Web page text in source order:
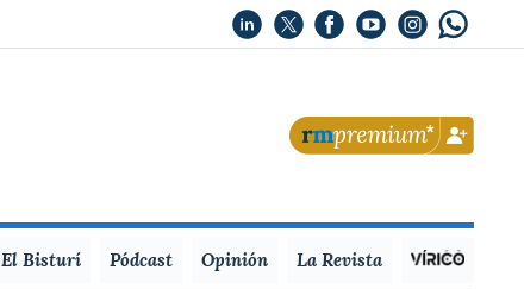
El Bisturí Pódcast Opinión La Revista